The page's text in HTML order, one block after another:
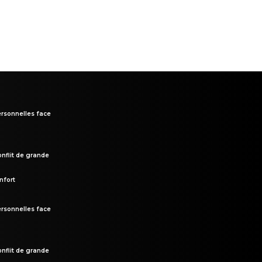
face
de grande
face
de grande